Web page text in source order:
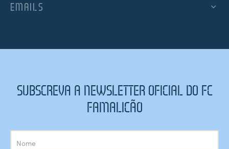
EMAILS
SUBSCREVA A NEWSLETTER OFICIAL DO FC
FAMALICÃO
Subscrição